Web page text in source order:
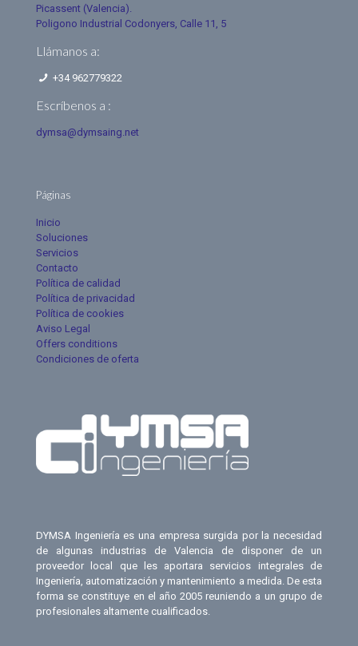
Picassent (Valencia).
Poligono Industrial Codonyers, Calle 11, 5
Llámanos a:
+34 962779322
Escríbenos a :
dymsa@dymsaing.net
Páginas
Inicio
Soluciones
Servicios
Contacto
Política de calidad
Política de privacidad
Política de cookies
Aviso Legal
Offers conditions
Condiciones de oferta
DYMSA Ingeniería es una empresa surgida por la necesidad
de algunas industrias de Valencia de disponer de un
proveedor local que les aportara servicios integrales de
Ingeniería, automatización y mantenimiento a medida. De esta
forma se constituye en el año 2005 reuniendo a un grupo de
profesionales altamente cualificados.